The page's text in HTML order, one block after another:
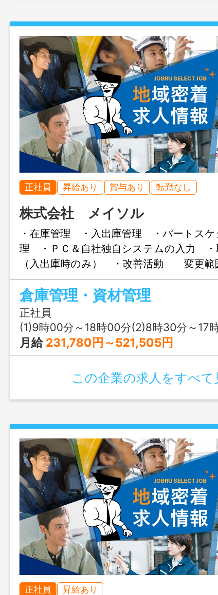
正社員 昇給あり 賞与あり 転勤なし
株式会社 メイソル
・在庫管理 ・入出庫管理 ・パートスケ
理 ・ＰＣ＆自社独自システムの入力 ・
（入出庫時のみ） ・改善活動 変更範
る業務
倉庫管理・資材管理
正社員
(1)9時00分～18時00分(2)8時30分～17
月給 231,780円～521,505円
この企業の求人をすべて
正社員 昇給あり